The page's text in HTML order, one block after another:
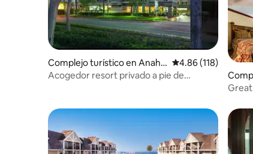
Complejo turístico en Anahe
im
Calificación
4.86 (118)
Acogedor resort privado a pie de
c
Great
-